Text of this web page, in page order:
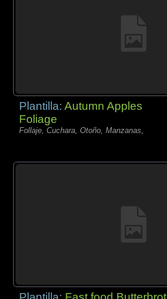
Plantilla:Autumn Apples
Foliage
Follaje, Cuchara, Otoño, Manzanas,